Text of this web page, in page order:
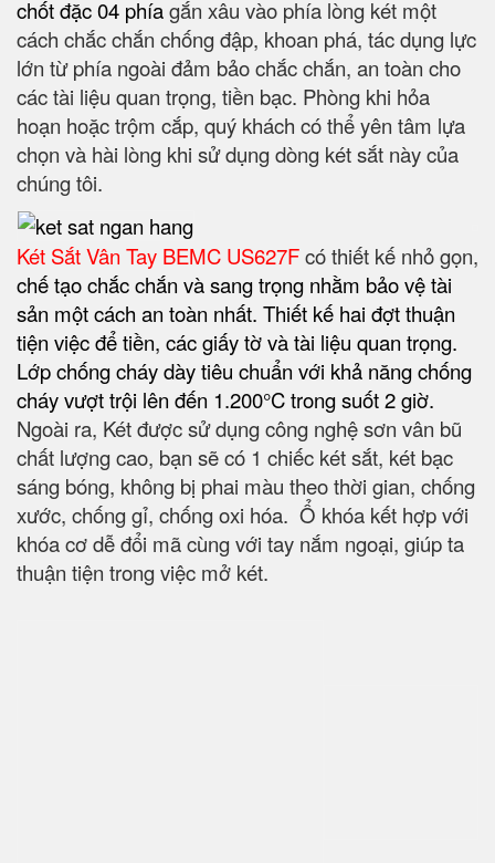
chốt đặc 04 phíagắn xâu vào phía lòng két một
cách chắc chắn chống đập, khoan phá, tác dụng lực
lớn từ phía ngoài đảm bảo chắc chắn, an toàn cho
các tài liệu quan trọng, tiền bạc. Phòng khi hỏa
hoạn hoặc trộm cắp, quý khách có thể yên tâm lựa
chọn và hài lòng khi sử dụng dòng két sắt này của
chúng tôi.
Két Sắt Vân Tay BEMC US627Fcó thiết kế nhỏ gọn,
chế tạo chắc chắn và sang trọng nhằm bảo vệ tài
sản một cách an toàn nhất. Thiết kế hai đợt thuận
tiện việc để tiền, các giấy tờ và tài liệu quan trọng.
Lớp chống cháy dày tiêu chuẩn với khả năng chống
cháy vượt trội lên đến 1.200°C trong suốt 2 giờ.
Ngoài ra, Két được sử dụng công nghệ sơn vân bũ
chất lượng cao, bạn sẽ có 1 chiếc két sắt, két bạc
sáng bóng, không bị phai màu theo thời gian, chống
xước, chống gỉ, chống oxi hóa. Ổ khóa kết hợp với
khóa cơ dễ đổi mã cùng với tay nắm ngoại, giúp ta
thuận tiện trong việc mở két.